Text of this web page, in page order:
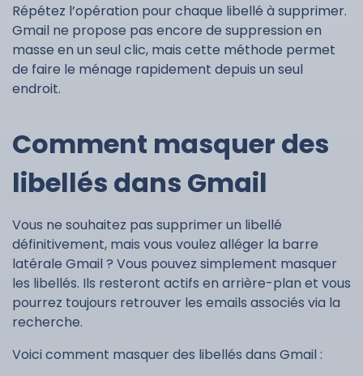
Répétez l’opération pour chaque libellé à supprimer.
Gmail ne propose pas encore de suppression en
masse en un seul clic, mais cette méthode permet
de faire le ménage rapidement depuis un seul
endroit.
Comment masquer des
libellés dans Gmail
Vous ne souhaitez pas supprimer un libellé
définitivement, mais vous voulez alléger la barre
latérale Gmail ? Vous pouvez simplement masquer
les libellés. Ils resteront actifs en arrière-plan et vous
pourrez toujours retrouver les emails associés via la
recherche.
Voici comment masquer des libellés dans Gmail :